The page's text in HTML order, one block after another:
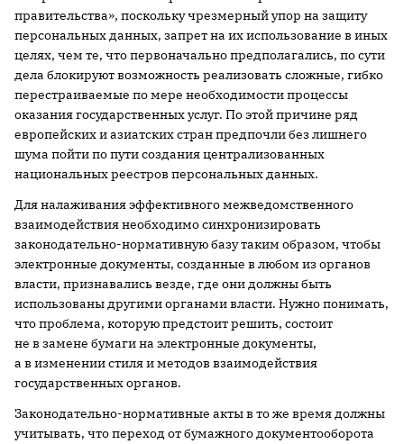
правительства», поскольку чрезмерный упор на защиту
персональных данных, запрет на их использование в иных
целях, чем те, что первоначально предполагались, по сути
дела блокируют возможность реализовать сложные, гибко
перестраиваемые по мере необходимости процессы
оказания государственных услуг. По этой причине ряд
европейских и азиатских стран предпочли без лишнего
шума пойти по пути создания централизованных
национальных реестров персональных данных.
Для налаживания эффективного межведомственного
взаимодействия необходимо синхронизировать
законодательно-нормативную базу таким образом, чтобы
электронные документы, созданные в любом из органов
власти, признавались везде, где они должны быть
использованы другими органами власти. Нужно понимать,
что проблема, которую предстоит решить, состоит
не в замене бумаги на электронные документы,
а в изменении стиля и методов взаимодействия
государственных органов.
Законодательно-нормативные акты в то же время должны
учитывать, что переход от бумажного документооборота